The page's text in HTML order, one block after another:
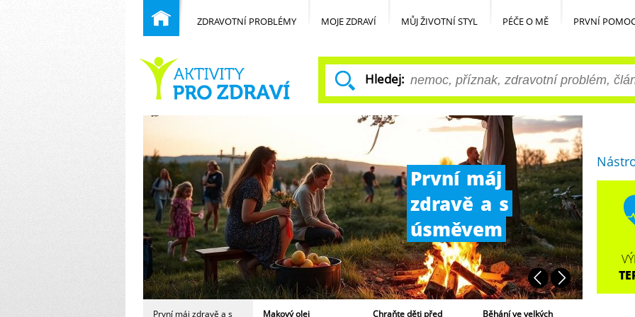
ZDRAVOTNÍ PROBLÉMY MOJE ZDRAVÍ MŮJ ŽIVOTNÍ STYL PÉČE O MĚ PRVNÍ
Domů
Běžné nemoci
Hledej:
Makový olej
Makový olej
Chraňte děti před
Běhání ve velkých
Nerovnováha